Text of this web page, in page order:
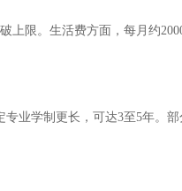
限。生活费方面，每月约
业学制更长，可达3至5年。